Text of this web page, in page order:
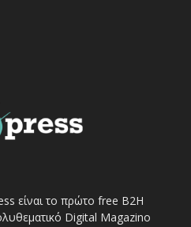
είναι το πρώτο free Β2Η
Digital Magazino